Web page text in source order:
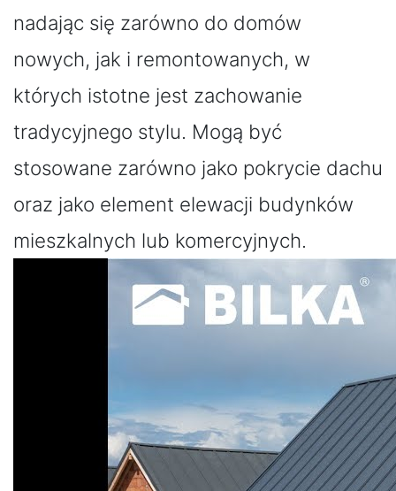
nadając się zarówno do domów
nowych, jak i remontowanych, w
których istotne jest zachowanie
tradycyjnego stylu. Mogą być
stosowane zarówno jako pokrycie dachu
oraz jako element elewacji budynków
mieszkalnych lub komercyjnych.